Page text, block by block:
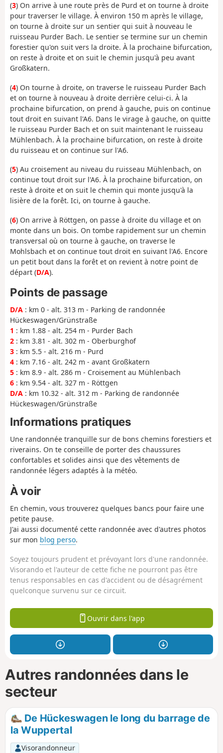
(3) On arrive à une route près de Purd et on tourne à droite
pour traverser le village. À environ 150 m après le village,
on tourne à droite sur un sentier qui suit à nouveau le
ruisseau Purder Bach. Le sentier se termine sur un chemin
forestier qu'on suit vers la droite. À la prochaine bifurcation,
on reste à droite et on suit le chemin jusqu'à peu avant
Großkatern.
(4) On tourne à droite, on traverse le ruisseau Purder Bach
et on tourne à nouveau à droite derrière celui-ci. À la
prochaine bifurcation, on prend à gauche, puis on continue
tout droit en suivant l'A6. Dans le virage à gauche, on quitte
le ruisseau Purder Bach et on suit maintenant le ruisseau
Mühlenbach. À la prochaine bifurcation, on reste à droite
du ruisseau et on continue sur l'A6.
(5) Au croisement au niveau du ruisseau Mühlenbach, on
continue tout droit sur l'A6. À la prochaine bifurcation, on
reste à droite et on suit le chemin qui monte jusqu'à la
lisière de la forêt. Ici, on tourne à gauche.
(6) On arrive à Röttgen, on passe à droite du village et on
monte dans un bois. On tombe rapidement sur un chemin
transversal où on tourne à gauche, on traverse le
Mohlsbach et on continue tout droit en suivant l'A6. Encore
un petit bout dans la forêt et on revient à notre point de
départ (D/A).
Points de passage
D/A : km 0 - alt. 313 m - Parking de randonnée
Hückeswagen/Grünstraße
1 : km 1.88 - alt. 254 m - Purder Bach
2 : km 3.81 - alt. 302 m - Oberburghof
3 : km 5.5 - alt. 216 m - Purd
4 : km 7.16 - alt. 242 m - avant Großkatern
5 : km 8.9 - alt. 286 m - Croisement au Mühlenbach
6 : km 9.54 - alt. 327 m - Röttgen
D/A : km 10.32 - alt. 312 m - Parking de randonnée
Hückeswagen/Grünstraße
Informations pratiques
Une randonnée tranquille sur de bons chemins forestiers et
riverains. On te conseille de porter des chaussures
confortables et solides ainsi que des vêtements de
randonnée légers adaptés à la météo.
À voir
En chemin, vous trouverez quelques bancs pour faire une
petite pause.
J'ai aussi documenté cette randonnée avec d'autres photos
sur mon blog perso.
Soyez toujours prudent et prévoyant lors d'une randonnée.
Visorando et l'auteur de cette fiche ne pourront pas être
tenus responsables en cas d'accident ou de désagrément
quelconque survenu sur ce circuit.
Ouvrir dans l'app
Autres randonnées dans le
secteur
De Hückeswagen le long du barrage de
la Wuppertal
Visorandonneur